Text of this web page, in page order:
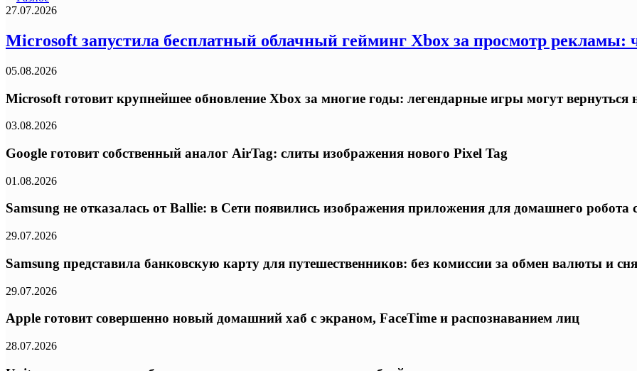
27.07.2026
Microsoft запустила бесплатный облачный гейминг Xbox за просмотр рекламы:
05.08.2026
Microsoft готовит крупнейшее обновление Xbox за многие годы: легендарные игры могут
03.08.2026
Google готовит собственный аналог AirTag: слиты изображения нового Pixel Tag
01.08.2026
Samsung не отказалась от Ballie: в Сети появились изображения приложения для домашнего робота
29.07.2026
Samsung представила банковскую карту для путешественников: без комиссии за обмен валюты и
29.07.2026
Apple готовит совершенно новый домашний хаб с экраном, FaceTime и распознаванием лиц
28.07.2026